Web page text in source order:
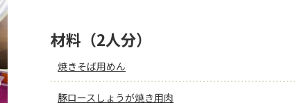
材料（2人分）
焼きそば用めん
豚ロースしょうが焼き用肉